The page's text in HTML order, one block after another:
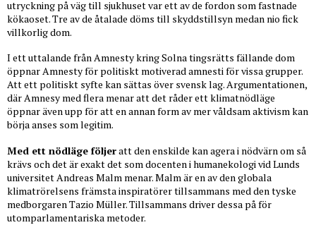
utryckning på väg till sjukhuset var ett av de fordon som fastnade
kökaoset. Tre av de åtalade döms till skyddstillsyn medan nio fick
villkorlig dom.
I ett uttalande från Amnesty kring Solna tingsrätts fällande dom
öppnar Amnesty för politiskt motiverad amnesti för vissa grupper.
Att ett politiskt syfte kan sättas över svensk lag. Argumentationen,
där Amnesy med flera menar att det råder ett klimatnödläge
öppnar även upp för att en annan form av mer våldsam aktivism kan
börja anses som legitim.
Med ett nödläge följeratt den enskilde kan agera i nödvärn om så
krävs och det är exakt det som docenten i humanekologi vid Lunds
universitet Andreas Malm menar. Malm är en av den globala
klimatrörelsens främsta inspiratörer tillsammans med den tyske
medborgaren Tazio Müller. Tillsammans driver dessa på för
utomparlamentariska metoder.